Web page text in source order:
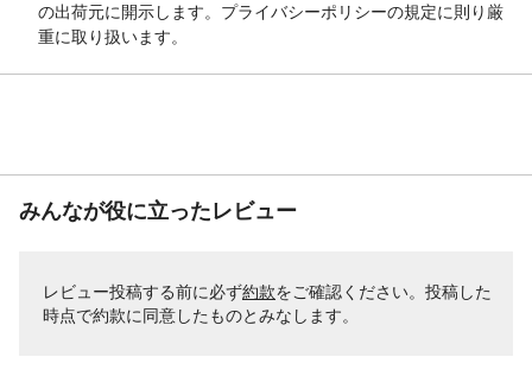
の出荷元に開示します。プライバシーポリシーの規定に則り厳
重に取り扱います。
みんなが役に立ったレビュー
レビュー投稿する前に必ず約款をご確認ください。投稿した
時点で約款に同意したものとみなします。